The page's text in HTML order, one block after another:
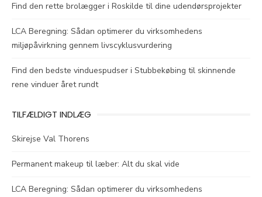
Find den rette brolægger i Roskilde til dine udendørsprojekter
LCA Beregning: Sådan optimerer du virksomhedens
miljøpåvirkning gennem livscyklusvurdering
Find den bedste vinduespudser i Stubbekøbing til skinnende
rene vinduer året rundt
TILFÆLDIGT INDLÆG
Skirejse Val Thorens
Permanent makeup til læber: Alt du skal vide
LCA Beregning: Sådan optimerer du virksomhedens